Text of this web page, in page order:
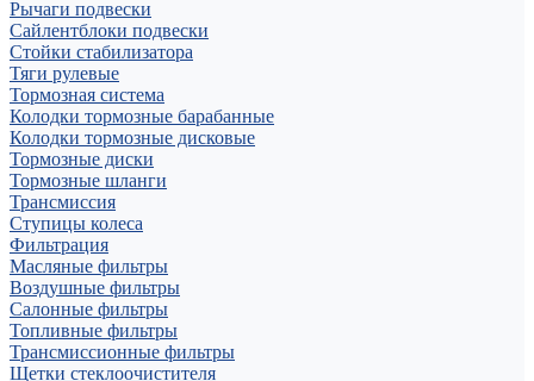
Рычаги подвески
Сайлентблоки подвески
Стойки стабилизатора
Тяги рулевые
Тормозная система
Колодки тормозные барабанные
Колодки тормозные дисковые
Тормозные диски
Тормозные шланги
Трансмиссия
Ступицы колеса
Фильтрация
Масляные фильтры
Воздушные фильтры
Салонные фильтры
Топливные фильтры
Трансмиссионные фильтры
Щетки стеклоочистителя